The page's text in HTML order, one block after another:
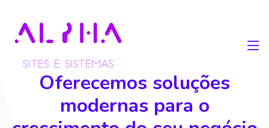
Oferecemos soluções
modernas para o